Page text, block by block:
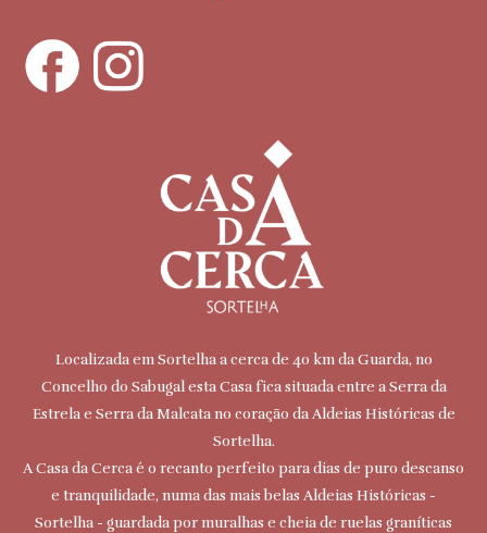
Localizada em Sortelha a cerca de 40 km da Guarda, no
Concelho do Sabugal esta Casa fica situada entre a Serra da
Estrela e Serra da Malcata no coração da Aldeias Históricas de
Sortelha.
A Casa da Cerca é o recanto perfeito para dias de puro descanso
e tranquilidade, numa das mais belas Aldeias Históricas -
Sortelha - guardada por muralhas e cheia de ruelas graníticas